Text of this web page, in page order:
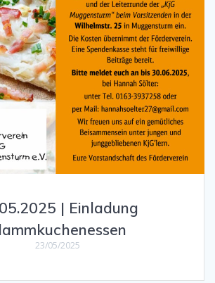
| Einladung
23/05/2025